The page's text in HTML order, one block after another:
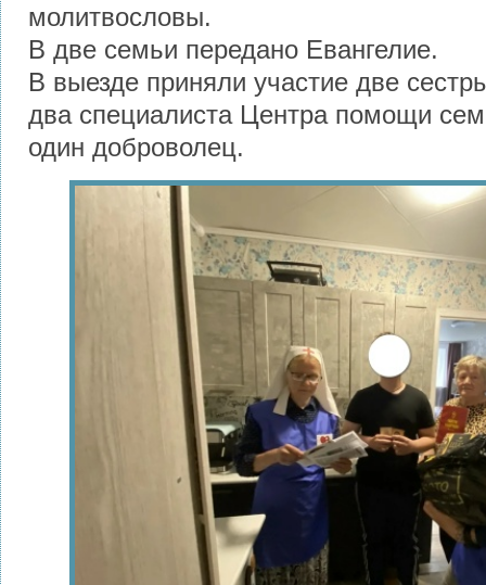
молитвословы.
В две семьи передано Евангелие.
В выезде приняли участие две
два специалиста Центра помощи
один доброволец.